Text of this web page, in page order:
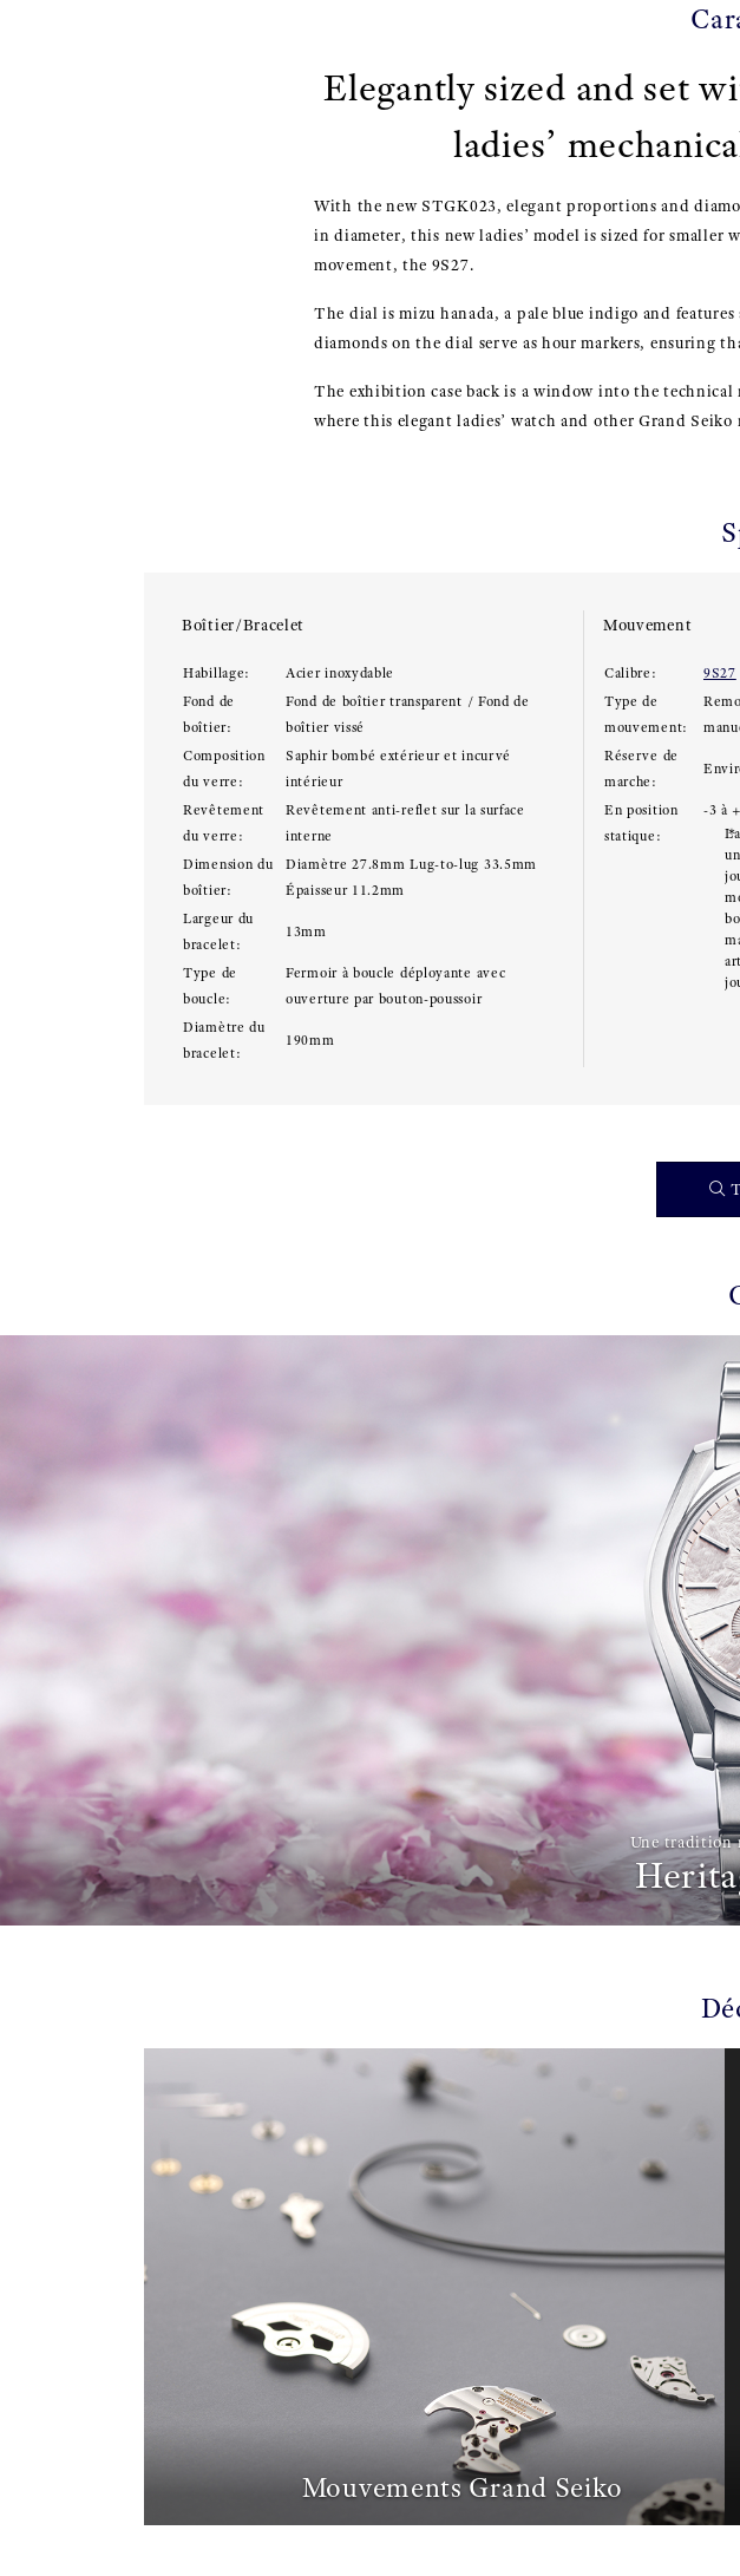
Elegantly sized and set
ladies’
With the new STGK023, elegant proportions and
in diameter, this new ladies’ model is sized for
movement, the 9S27.
The dial is mizu hanada, a pale blue indigo and
diamonds on the dial serve as hour markers, ensuring
The exhibition case back is a window into the
where this elegant ladies’ watch and other Grand Seiko
Boîtier/Bracelet
Habillage:
Acier inoxydable
Fond de
boîtier:
Fond de boîtier transparent / Fond de
boîtier vissé
Composition
du verre:
Saphir bombé extérieur et incurvé
intérieur
Revêtement
du verre:
Revêtement anti-reflet sur la surface
interne
Dimension du
boîtier:
Diamètre 27.8mm Lug-to-lug 33.5mm
Épaisseur 11.2mm
Largeur du
bracelet:
13mm
Type de
boucle:
Fermoir à boucle déployante avec
ouverture par bouton-poussoir
Diamètre du
bracelet:
190mm
Mouvement
Calibre: 9S27
Type de
mouvement:
Réserve de
marche:
En position
statique:
-3 à
Une tradition
Mouvements Grand Seiko